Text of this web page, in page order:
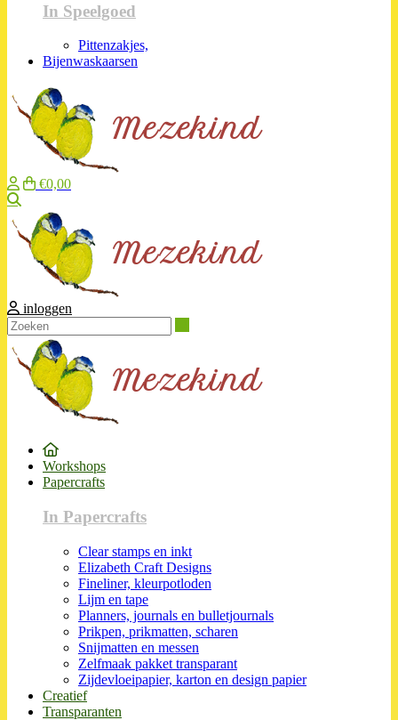
In Speelgoed
Pittenzakjes,
Bijenwaskaarsen
€0,00
inloggen
Workshops
Papercrafts
In Papercrafts
Clear stamps en inkt
Elizabeth Craft Designs
Fineliner, kleurpotloden
Lijm en tape
Planners, journals en bulletjournals
Prikpen, prikmatten, scharen
Snijmatten en messen
Zelfmaak pakket transparant
Zijdevloeipapier, karton en design papier
Creatief
Transparanten